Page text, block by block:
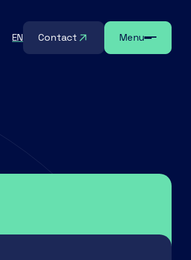
EN Contact Menu